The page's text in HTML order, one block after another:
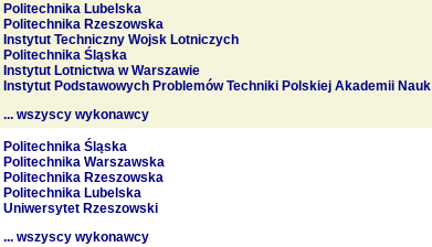
Politechnika Lubelska
Politechnika Rzeszowska
Instytut Techniczny Wojsk Lotniczych
Politechnika Śląska
Instytut Lotnictwa w Warszawie
Instytut Podstawowych Problemów Techniki Polskiej Akademii Nauk
... wszyscy wykonawcy
Politechnika Śląska
Politechnika Warszawska
Politechnika Rzeszowska
Politechnika Lubelska
Uniwersytet Rzeszowski
... wszyscy wykonawcy